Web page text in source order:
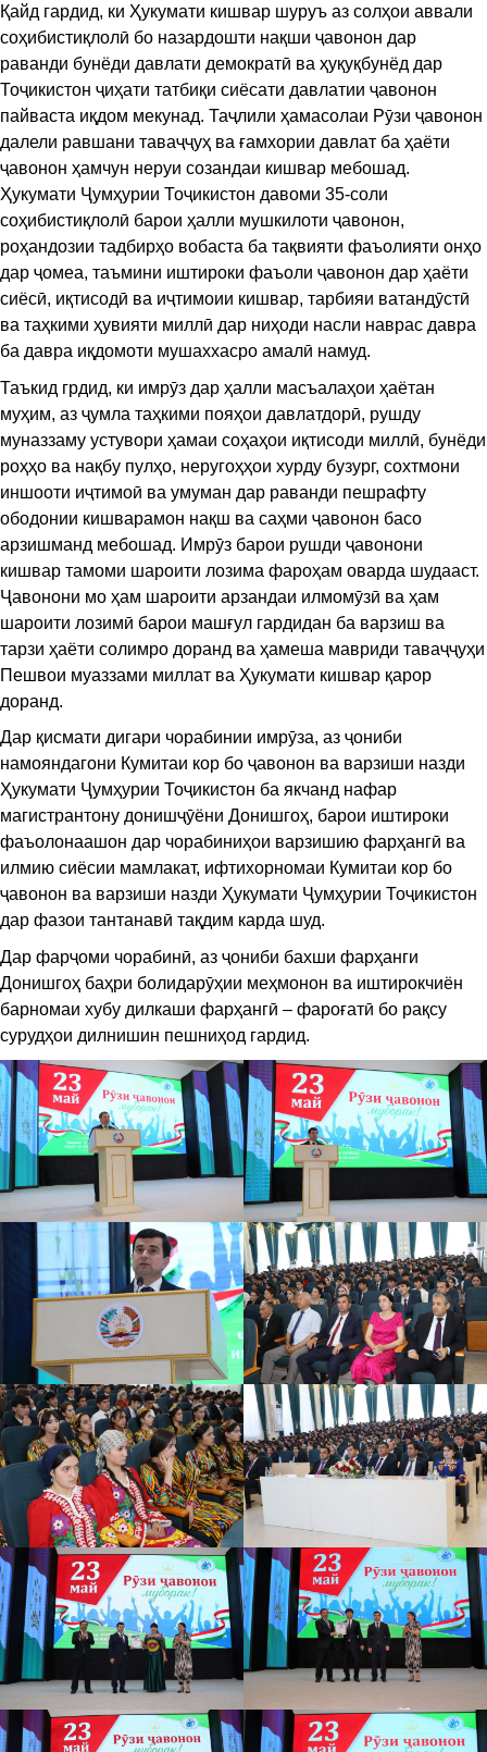
Қайд гардид, ки Ҳукумати кишвар шуруъ аз солҳои аввали
соҳибистиқлолӣ бо назардошти нақши ҷавонон дар
раванди бунёди давлати демократӣ ва ҳуқуқбунёд дар
Тоҷикистон ҷиҳати татбиқи сиёсати давлатии ҷавонон
пайваста иқдом мекунад. Таҷлили ҳамасолаи Рӯзи ҷавонон
далели равшани таваҷҷуҳ ва ғамхории давлат ба ҳаёти
ҷавонон ҳамчун неруи созандаи кишвар мебошад.
Ҳукумати Ҷумҳурии Тоҷикистон давоми 35-соли
соҳибистиқлолӣ барои ҳалли мушкилоти ҷавонон,
роҳандозии тадбирҳо вобаста ба тақвияти фаъолияти онҳо
дар ҷомеа, таъмини иштироки фаъоли ҷавонон дар ҳаёти
сиёсӣ, иқтисодӣ ва иҷтимоии кишвар, тарбияи ватандӯстӣ
ва таҳкими ҳувияти миллӣ дар ниҳоди насли наврас давра
ба давра иқдомоти мушаххасро амалӣ намуд.
Таъкид грдид, ки имрӯз дар ҳалли масъалаҳои ҳаётан
муҳим, аз ҷумла таҳкими пояҳои давлатдорӣ, рушду
муназзаму устувори ҳамаи соҳаҳои иқтисоди миллӣ, бунёди
роҳҳо ва нақбу пулҳо, неругоҳҳои хурду бузург, сохтмони
иншооти иҷтимоӣ ва умуман дар раванди пешрафту
ободонии кишварамон нақш ва саҳми ҷавонон басо
арзишманд мебошад. Имрӯз барои рушди ҷавонони
кишвар тамоми шароити лозима фароҳам оварда шудааст.
Ҷавонони мо ҳам шароити арзандаи илмомӯзӣ ва ҳам
шароити лозимӣ барои машғул гардидан ба варзиш ва
тарзи ҳаёти солимро доранд ва ҳамеша мавриди таваҷҷуҳи
Пешвои муаззами миллат ва Ҳукумати кишвар қарор
доранд.
Дар қисмати дигари чорабинии имрӯза, аз ҷониби
намояндагони Кумитаи кор бо ҷавонон ва варзиши назди
Ҳукумати Ҷумҳурии Тоҷикистон ба якчанд нафар
магистрантону донишҷӯёни Донишгоҳ, барои иштироки
фаъолонаашон дар чорабиниҳои варзишию фарҳангӣ ва
илмию сиёсии мамлакат, ифтихорномаи Кумитаи кор бо
ҷавонон ва варзиши назди Ҳукумати Ҷумҳурии Тоҷикистон
дар фазои тантанавӣ тақдим карда шуд.
Дар фарҷоми чорабинӣ, аз ҷониби бахши фарҳанги
Донишгоҳ баҳри болидарӯҳии меҳмонон ва иштирокчиён
барномаи хубу дилкаши фарҳангӣ – фароғатӣ бо рақсу
сурудҳои дилнишин пешниҳод гардид.